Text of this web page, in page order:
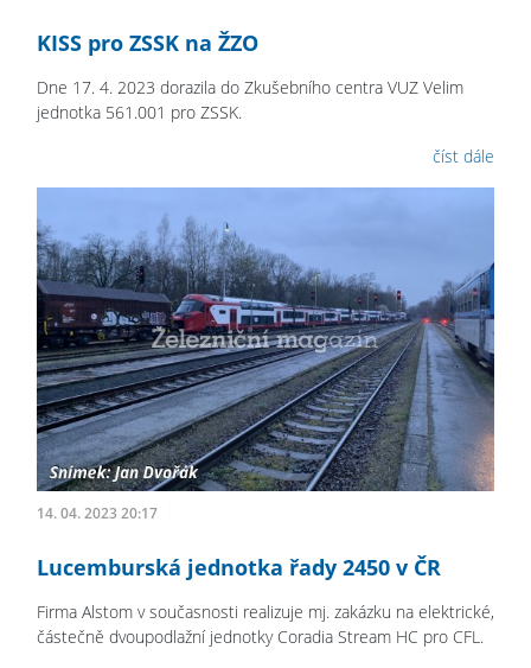
KISS pro ZSSK na ŽZO
Dne 17. 4. 2023 dorazila do Zkušebního centra VUZ Velim
jednotka 561.001 pro ZSSK.
číst dále
14. 04. 2023 20:17
Lucemburská jednotka řady 2450 v ČR
Firma Alstom v současnosti realizuje mj. zakázku na elektrické,
částečně dvoupodlažní jednotky Coradia Stream HC pro CFL.